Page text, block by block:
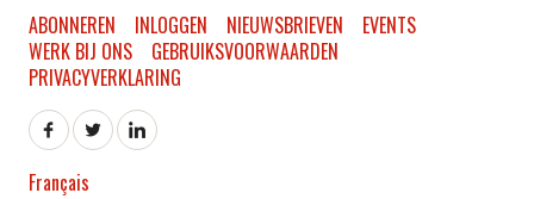
ABONNEREN INLOGGEN NIEUWSBRIEVEN
EVENTS
WERK BIJ ONS
GEBRUIKSVOORWAARDEN
PRIVACYVERKLARING
Français